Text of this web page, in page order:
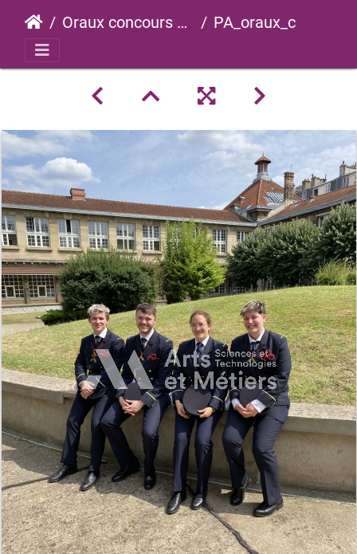
Oraux concours 2023 PA_oraux_concours_2023_0025